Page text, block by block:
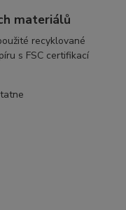
materiálů
recyklované
s FSC certifikací